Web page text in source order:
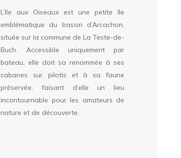
L’île aux Oiseaux est une petite île
emblématique du bassin d’Arcachon,
située sur la commune de La Teste-de-
Buch. Accessible uniquement par
bateau, elle doit sa renommée à ses
cabanes sur pilotis et à sa faune
préservée, faisant d’elle un lieu
incontournable pour les amateurs de
nature et de découverte.